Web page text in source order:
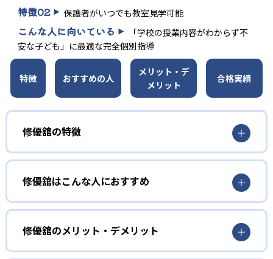
特徴02 保護者がいつでも教室見学可能
こんな人に向いている
「学校の授業内容がわからず不
安な子ども」に最適な完全個別指導
特徴 おすすめの人
メリット・デ
メリット
合格実績
修優舘の特徴
1
完全オーダーメイドカリキュラム
修優舘では「子供が主役」を掲げ、生徒一人ひとりに合わ
せた指導方針を確立。学力や習熟度をグラフ化し、弱点項
目のみを徹底補強することで無駄のない学習を提供するプ
ロ教師集団の個別指導である。自ら考え行動する力を育成
し、志望校合格への着実なステップアップを実現する。
修優舘はこんな人におすすめ
小学生
基礎の定着を徹底したい子ども
小等部では低学年・高学年ともに、「理解できないとこ
修優舘のメリット・デメリット